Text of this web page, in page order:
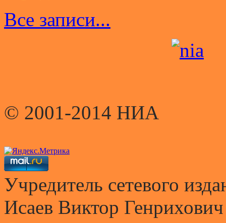
Все записи...
© 2001-2014 НИА
Учредитель сетевого
Исаев Виктор Генрихович